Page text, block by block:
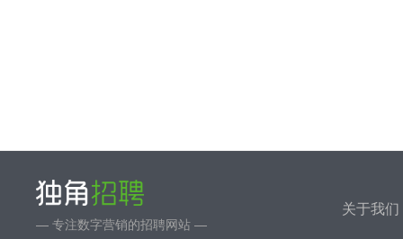
— 专注数字营销的招聘网站 —
关于我们